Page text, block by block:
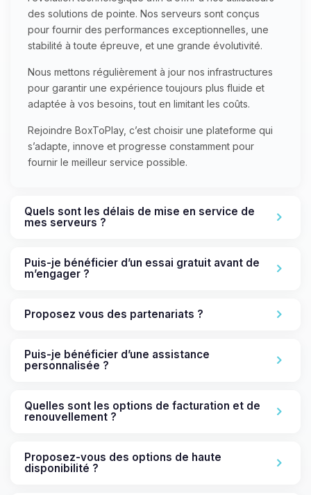
des solutions de pointe. Nos serveurs sont conçus
pour fournir des performances exceptionnelles, une
stabilité à toute épreuve, et une grande évolutivité.
Nous mettons régulièrement à jour nos infrastructures
pour garantir une expérience toujours plus fluide et
adaptée à vos besoins, tout en limitant les coûts.
Rejoindre BoxToPlay, c’est choisir une plateforme qui
s’adapte, innove et progresse constamment pour
fournir le meilleur service possible.
Quels sont les délais de mise en service de
mes serveurs ?
Puis-je bénéficier d’un essai gratuit avant de
m’engager ?
Proposez vous des partenariats ?
Puis-je bénéficier d’une assistance
personnalisée ?
Quelles sont les options de facturation et de
renouvellement ?
Proposez-vous des options de haute
disponibilité ?